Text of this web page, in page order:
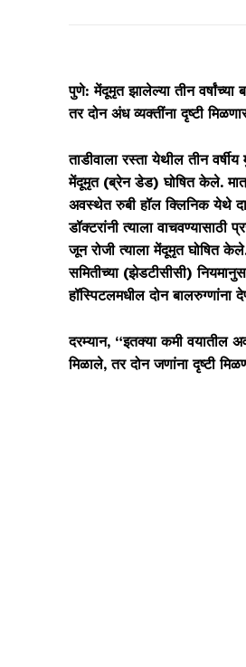
पुणे: मेंदूमृत झालेल्या तीन
तर दोन अंध व्यक्तींना दृष्टी
ताडीवाला रस्ता येथील तीन
मेंदूमृत (ब्रेन डेड) घोषित केले.
अवस्थेत रुबी हॉल क्लिनिक येथे
डॉक्टरांनी त्याला वाचवण्यासाठी
जून रोजी त्याला मेंदूमृत घोषित
समितीच्या (झेडटीसीसी)
हॉस्पिटलमधील दोन
दरम्यान, “इतक्या कमी वयातील
मिळाले, तर दोन जणांना दृष्टी